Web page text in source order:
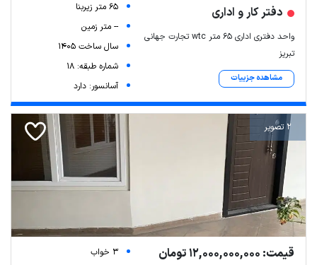
دفتر کار و اداری
واحد دفتری اداری ۶۵ متر wtc تجارت جهانی
تبریز
مشاهده جزییات
65 متر زیربنا
-- متر زمین
سال ساخت 1405
شماره طبقه: 18
آسانسور: دارد
2 تصویر
قیمت: 12,000,000,000 تومان
3 خواب